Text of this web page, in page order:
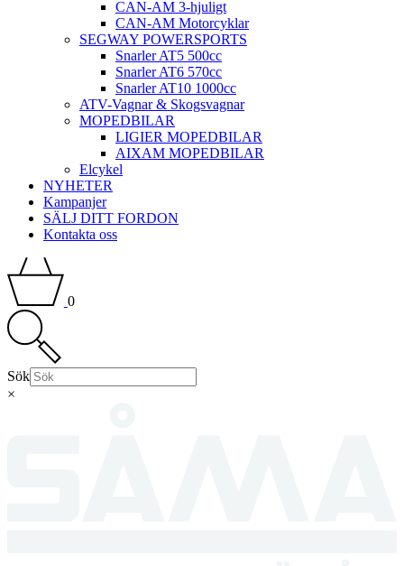
CAN-AM 3-hjuligt
CAN-AM Motorcyklar
SEGWAY POWERSPORTS
Snarler AT5 500cc
Snarler AT6 570cc
Snarler AT10 1000cc
ATV-Vagnar & Skogsvagnar
MOPEDBILAR
LIGIER MOPEDBILAR
AIXAM MOPEDBILAR
Elcykel
NYHETER
Kampanjer
SÄLJ DITT FORDON
Kontakta oss
0
Sök
×